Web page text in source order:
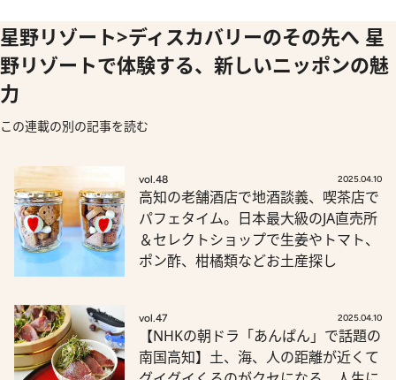
星野リゾート>ディスカバリーのその先へ 星
野リゾートで体験する、新しいニッポンの魅
力
この連載の別の記事を読む
vol.48 2025.04.10
高知の老舗酒店で地酒談義、喫茶店で
パフェタイム。日本最大級のJA直売所
＆セレクトショップで生姜やトマト、
ポン酢、柑橘類などお土産探し
vol.47 2025.04.10
【NHKの朝ドラ「あんぱん」で話題の
南国高知】土、海、人の距離が近くて